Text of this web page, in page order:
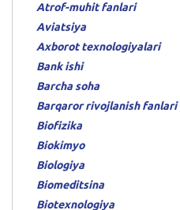
Atrof-muhit fanlari
Aviatsiya
Axborot texnologiyalari
Bank ishi
Barcha soha
Barqaror rivojlanish fanlari
Biofizika
Biokimyo
Biologiya
Biomeditsina
Biotexnologiya